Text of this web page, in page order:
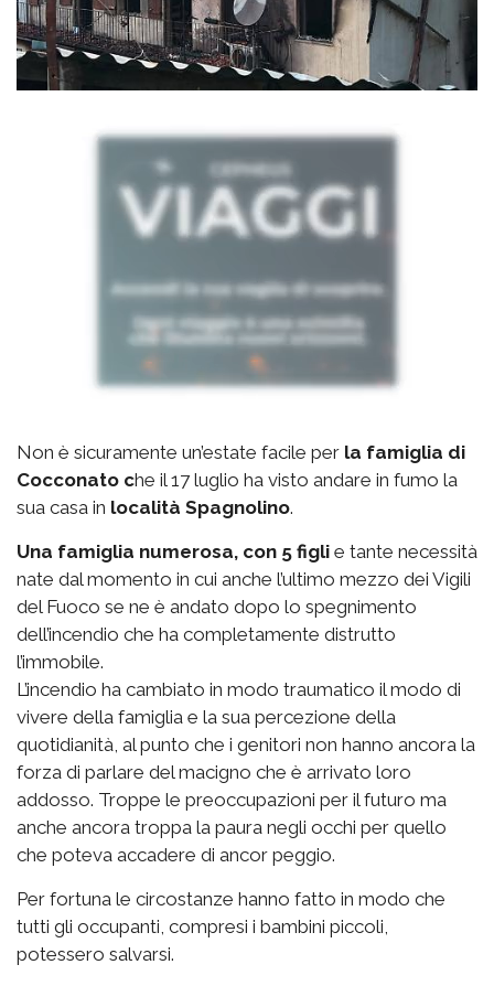
Non è sicuramente un’estate facile per la famiglia di
Cocconato che il 17 luglio ha visto andare in fumo la
sua casa in località Spagnolino.
Una famiglia numerosa, con 5 figli e tante necessità
nate dal momento in cui anche l’ultimo mezzo dei Vigili
del Fuoco se ne è andato dopo lo spegnimento
dell’incendio che ha completamente distrutto
l’immobile.
L’incendio ha cambiato in modo traumatico il modo di
vivere della famiglia e la sua percezione della
quotidianità, al punto che i genitori non hanno ancora la
forza di parlare del macigno che è arrivato loro
addosso. Troppe le preoccupazioni per il futuro ma
anche ancora troppa la paura negli occhi per quello
che poteva accadere di ancor peggio.
Per fortuna le circostanze hanno fatto in modo che
tutti gli occupanti, compresi i bambini piccoli,
potessero salvarsi.